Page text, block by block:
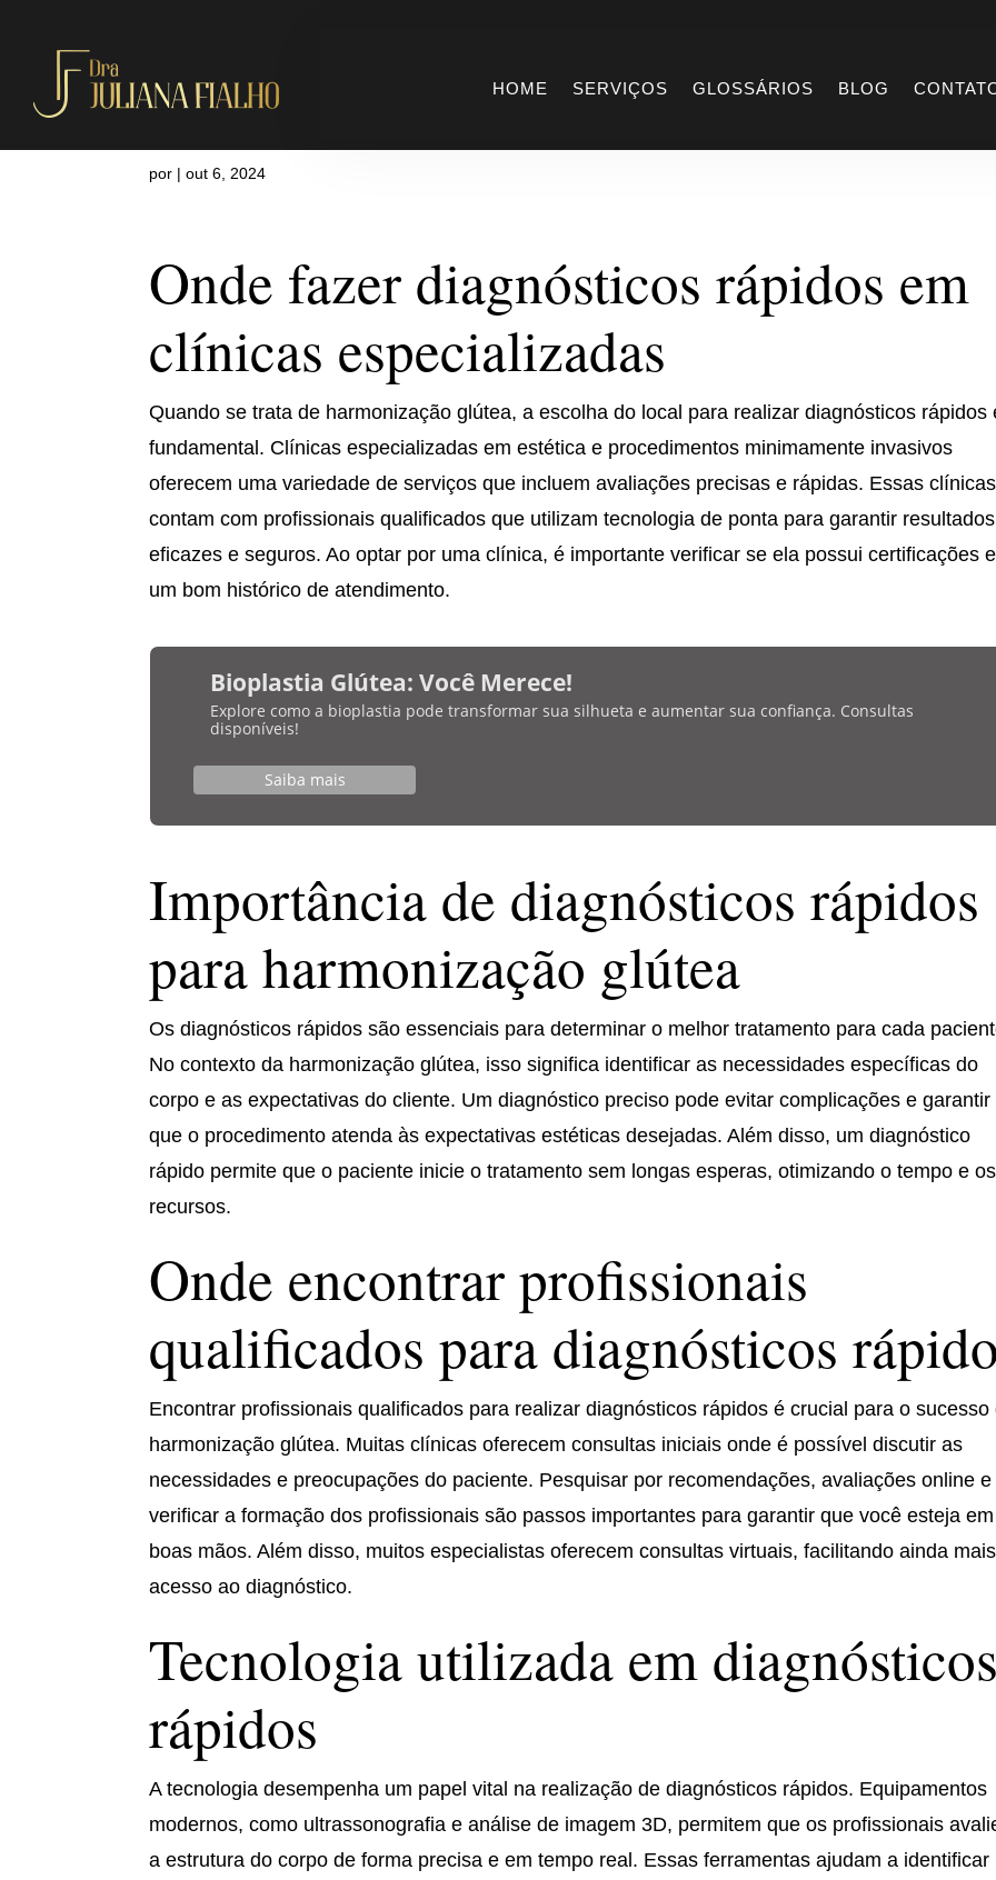
HOME SERVIÇOS GLOSSÁRIOS BLOG
Onde fazer diagnósticos
por |out 6, 2024
Onde fazer diagnósticos rápidos em
clínicas especializadas
Quando se trata de harmonização glútea, a escolha do local para realizar diagnósticos rápidos
fundamental. Clínicas especializadas em estética e procedimentos minimamente invasivos
oferecem uma variedade de serviços que incluem avaliações precisas e rápidas. Essas clínicas
contam com profissionais qualificados que utilizam tecnologia de ponta para garantir resultados
eficazes e seguros. Ao optar por uma clínica, é importante verificar se ela possui certificações e
um bom histórico de atendimento.
Bioplastia Glútea: Você Merece!
Explore como a bioplastia pode transformar sua silhueta e aumentar sua confiança. Consultas
disponíveis!
Saiba mais
Importância de diagnósticos rápidos
para harmonização glútea
Os diagnósticos rápidos são essenciais para determinar o melhor tratamento para cada
No contexto da harmonização glútea, isso significa identificar as necessidades específicas do
corpo e as expectativas do cliente. Um diagnóstico preciso pode evitar complicações e garantir
que o procedimento atenda às expectativas estéticas desejadas. Além disso, um diagnóstico
rápido permite que o paciente inicie o tratamento sem longas esperas, otimizando o tempo e os
recursos.
Onde encontrar profissionais
qualificados para diagnósticos
Encontrar profissionais qualificados para realizar diagnósticos rápidos é crucial para o sucesso
harmonização glútea. Muitas clínicas oferecem consultas iniciais onde é possível discutir as
necessidades e preocupações do paciente. Pesquisar por recomendações, avaliações online e
verificar a formação dos profissionais são passos importantes para garantir que você esteja em
boas mãos. Além disso, muitos especialistas oferecem consultas virtuais, facilitando ainda
acesso ao diagnóstico.
Tecnologia utilizada em diagnósticos
rápidos
A tecnologia desempenha um papel vital na realização de diagnósticos rápidos. Equipamentos
modernos, como ultrassonografia e análise de imagem 3D, permitem que os profissionais
a estrutura do corpo de forma precisa e em tempo real. Essas ferramentas ajudam a identificar